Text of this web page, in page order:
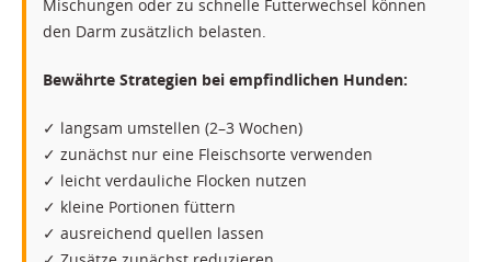
Mischungen oder zu schnelle Futterwechsel können
den Darm zusätzlich belasten.
Bewährte Strategien bei empfindlichen Hunden:
✓ langsam umstellen (2–3 Wochen)
✓ zunächst nur eine Fleischsorte verwenden
✓ leicht verdauliche Flocken nutzen
✓ kleine Portionen füttern
✓ ausreichend quellen lassen